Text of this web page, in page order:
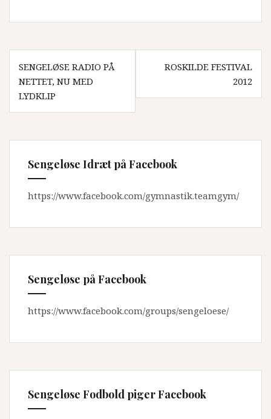
Indlægsnavigation
SENGELØSE RADIO PÅ
NETTET, NU MED
LYDKLIP
ROSKILDE FESTIVAL
2012
Sengeløse Idræt på Facebook
https://www.facebook.com/gymnastik.teamgym/
Sengeløse på Facebook
https://www.facebook.com/groups/sengeloese/
Sengeløse Fodbold piger Facebook